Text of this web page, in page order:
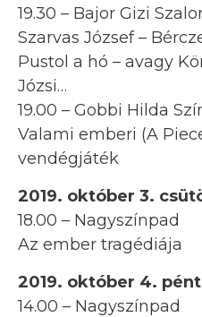
19.30 – Bajor Gizi
Szarvas József –
Pustol a hó – avagy
Józsi…
19.00 – Gobbi Hilda
Valami emberi (A
vendégjáték
2019. október 3.
18.00 – Nagyszínpad
Az ember tragédiája
2019. október 4.
14.00 – Nagyszínpad